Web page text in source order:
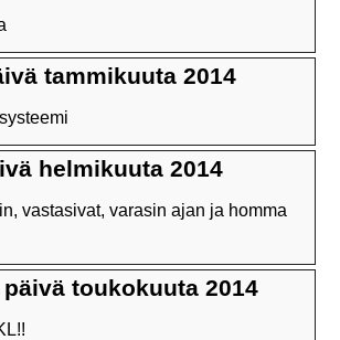
tammikuuta 2014
helmikuuta 2014
vastasivat, varasin ajan ja homma
päivä toukokuuta 2014